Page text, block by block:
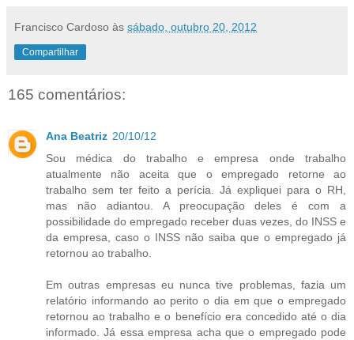
Francisco Cardoso às sábado, outubro 20, 2012
Compartilhar
165 comentários:
Ana Beatriz 20/10/12
Sou médica do trabalho e empresa onde trabalho
atualmente não aceita que o empregado retorne ao
trabalho sem ter feito a perícia. Já expliquei para o RH,
mas não adiantou. A preocupação deles é com a
possibilidade do empregado receber duas vezes, do INSS e
da empresa, caso o INSS não saiba que o empregado já
retornou ao trabalho.
Em outras empresas eu nunca tive problemas, fazia um
relatório informando ao perito o dia em que o empregado
retornou ao trabalho e o benefício era concedido até o dia
informado. Já essa empresa acha que o empregado pode